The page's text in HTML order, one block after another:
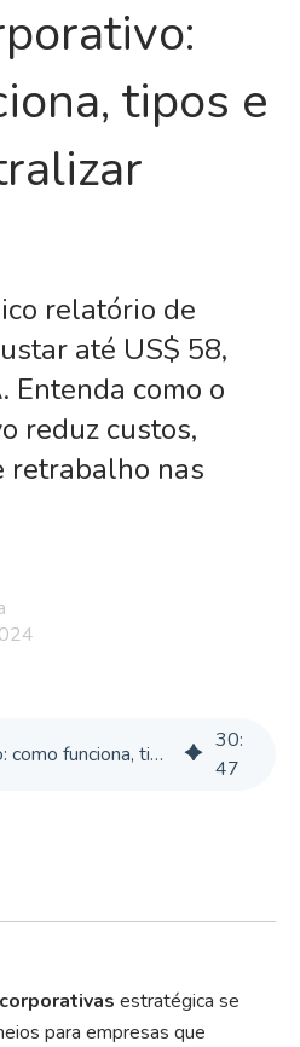
tipos e
relatório de
até US$ 58,
Entenda como o
reduz custos,
retrabalho nas
Cartão corporativo: como funciona, tipos e como centralizar gastos!
30:
47
estratégica se
para empresas que